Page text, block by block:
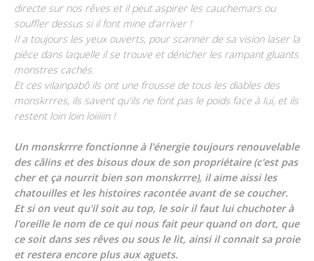
directe sur nos rêves et il peut aspirer les cauchemars ou
souffler dessus si il font mine d'arriver !
Il a toujours les yeux ouverts, pour scanner de sa vision laser la
pièce dans laquelle il se trouve et dénicher les rampant gluants
monstres cachés.
Et ces vilainpabô ils ont une frousse de tous les diables des
monskrrres, ils savent qu'ils ne font pas le poids face à lui, et ils
restent loin loin loiiiiin !
Un monskrrre fonctionne à l'énergie toujours renouvelable
des câlins et des bisous doux de son propriétaire (c'est pas
cher et ça nourrit bien son monskrrre), il aime aissi les
chatouilles et les histoires racontée avant de se coucher.
Et si on veut qu'il soit au top, le soir il faut lui chuchoter à
l'oreille le nom de ce qui nous fait peur quand on dort, que
ce soit dans ses rêves ou sous le lit, ainsi il connait sa proie
et restera encore plus aux aguets.